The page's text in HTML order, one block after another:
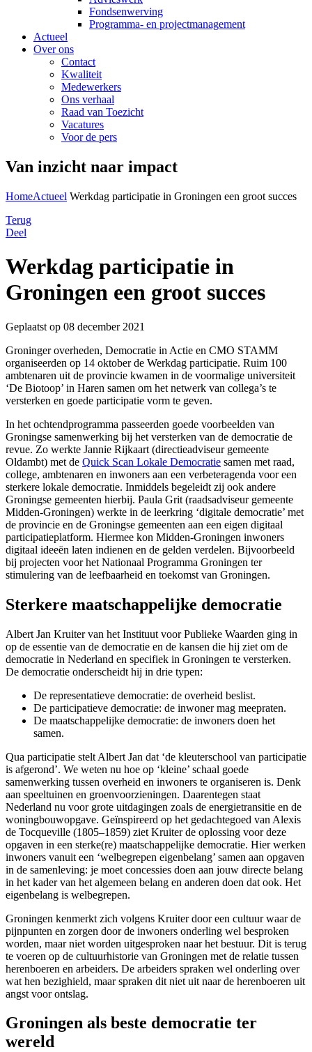
Fondsenwerving
Programma- en projectmanagement
Actueel
Over ons
Contact
Kwaliteit
Medewerkers
Ons verhaal
Raad van Toezicht
Vacatures
Voor de pers
Van inzicht naar impact
HomeActueel Werkdag participatie in Groningen een groot succes
Terug
Deel
Werkdag participatie in
Groningen een groot succes
Geplaatst op 08 december 2021
Groninger overheden, Democratie in Actie en CMO STAMM
organiseerden op 14 oktober de Werkdag participatie. Ruim 100
ambtenaren uit de provincie kwamen in de voormalige universiteit
‘De Biotoop’ in Haren samen om het netwerk van collega’s te
versterken en goede participatie vorm te geven.
In het ochtendprogramma passeerden goede voorbeelden van
Groningse samenwerking bij het versterken van de democratie de
revue. Zo werkte Jannie Rijkaart (directieadviseur gemeente
Oldambt) met de Quick Scan Lokale Democratie samen met raad,
college, ambtenaren en inwoners aan een verbeteragenda voor een
sterkere lokale democratie. Inmiddels begeleidt zij ook andere
Groningse gemeenten hierbij. Paula Grit (raadsadviseur gemeente
Midden-Groningen) werkte in de leerkring ‘digitale democratie’ met
de provincie en de Groningse gemeenten aan een eigen digitaal
participatieplatform. Hiermee kon Midden-Groningen inwoners
digitaal ideeën laten indienen en de gelden verdelen. Bijvoorbeeld
bij projecten voor het Nationaal Programma Groningen ter
stimulering van de leefbaarheid en toekomst van Groningen.
Sterkere maatschappelijke democratie
Albert Jan Kruiter van het Instituut voor Publieke Waarden ging in
op de essentie van de democratie en de kansen die hij ziet om de
democratie in Nederland en specifiek in Groningen te versterken.
De democratie onderscheidt hij in drie typen:
De representatieve democratie: de overheid beslist.
De participatieve democratie: de inwoner mag meepraten.
De maatschappelijke democratie: de inwoners doen het
samen.
Qua participatie stelt Albert Jan dat ‘de kleuterschool van participatie
is afgerond’. We weten nu hoe op ‘kleine’ schaal goede
samenwerking tussen overheid en inwoners te organiseren is. Denk
aan speeltuinen en groenvoorzieningen. Daarentegen staat
Nederland nu voor grote uitdagingen zoals de energietransitie en de
woningbouwopgave. Geïnspireerd op het gedachtegoed van Alexis
de Tocqueville (1805–1859) ziet Kruiter de oplossing voor deze
opgaven in een sterke(re) maatschappelijke democratie. Hier werken
inwoners vanuit een ‘welbegrepen eigenbelang’ samen aan opgaven
in de samenleving: je moet concessies doen aan jouw directe belang
in het kader van het algemeen belang en anderen doen dat ook. Het
eigenbelang is welbegrepen.
Groningen kenmerkt zich volgens Kruiter door een cultuur waar de
pijnpunten en zorgen door de inwoners onderling wel besproken
worden, maar niet worden uitgesproken naar het bestuur. Dit is terug
te voeren op de cultuurhistorie van Groningen met de relatie tussen
herenboeren en arbeiders. De arbeiders spraken wel onderling over
wat hen bezighield, maar spraken dit niet uit naar de herenboeren uit
angst voor ontslag.
Groningen als beste democratie ter
wereld